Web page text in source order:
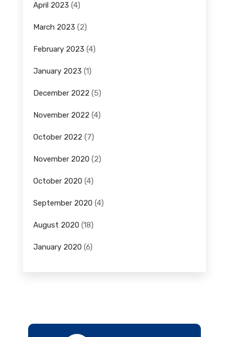
April 2023 (4)
March 2023 (2)
February 2023 (4)
January 2023 (1)
December 2022 (5)
November 2022 (4)
October 2022 (7)
November 2020 (2)
October 2020 (4)
September 2020 (4)
August 2020 (18)
January 2020 (6)